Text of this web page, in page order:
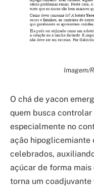
Imagem/
O chá de yacon
quem busca
especialmente no
ação hipoglicemiante
celebrados,
açúcar de forma
torna um